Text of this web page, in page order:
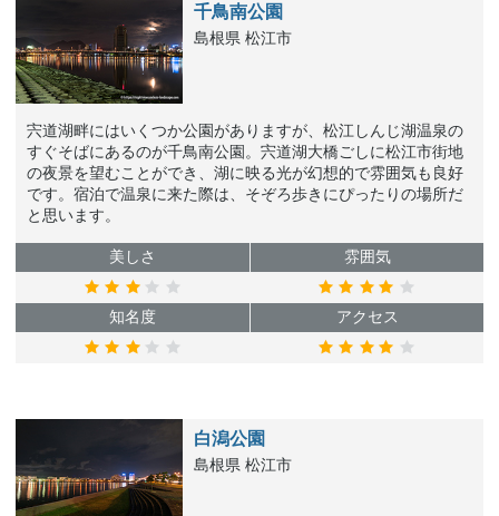
千鳥南公園
島根県 松江市
宍道湖畔にはいくつか公園がありますが、松江しんじ湖温泉の
すぐそばにあるのが千鳥南公園。宍道湖大橋ごしに松江市街地
の夜景を望むことができ、湖に映る光が幻想的で雰囲気も良好
です。宿泊で温泉に来た際は、そぞろ歩きにぴったりの場所だ
と思います。
美しさ 雰囲気
知名度 アクセス
白潟公園
島根県 松江市